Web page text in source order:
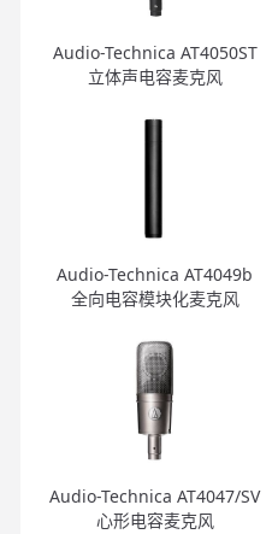
Audio-Technica AT4050ST
立体声电容麦克风
Audio-Technica AT4049b
全向电容模块化麦克风
Audio-Technica AT4047/SV
心形电容麦克风